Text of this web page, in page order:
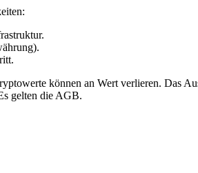
können an Wert verlieren. Das
gelten die AGB.